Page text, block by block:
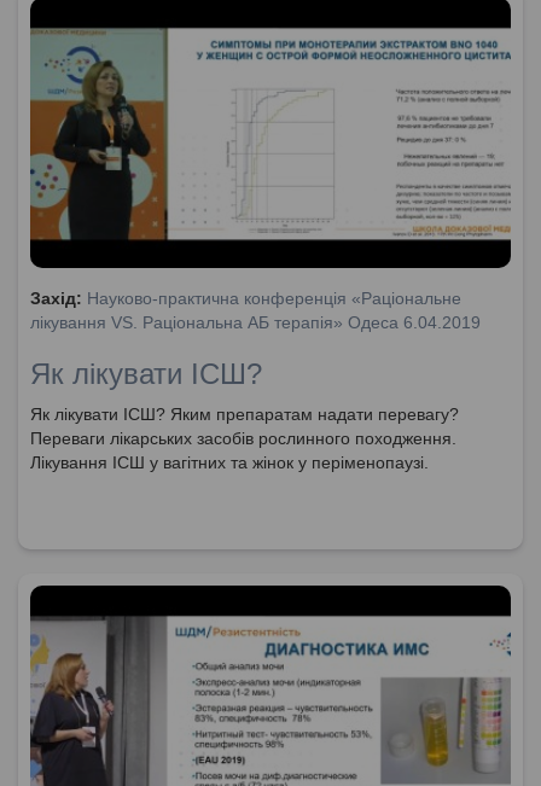
Захід: Науково-практична конференція «Раціональне
лікування VS. Раціональна АБ терапія» Одеса 6.04.2019
Як лікувати ІСШ?
Як лікувати ІСШ? Яким препаратам надати перевагу?
Переваги лікарських засобів рослинного походження.
Лікування ІСШ у вагітних та жінок у періменопаузі.